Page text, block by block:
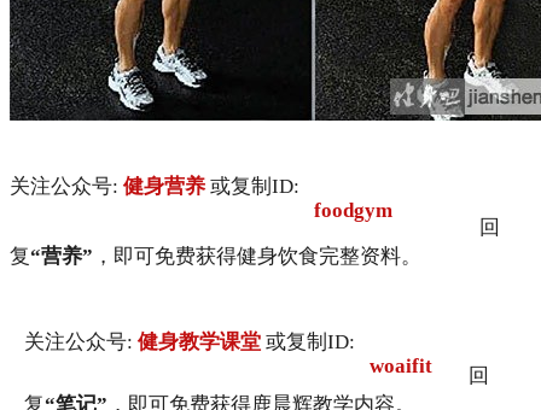
关注公众号: 健身营养 或复制ID:
foodgym
回
复“营养” ，即可免费获得健身饮食完整资料。
关注公众号: 健身教学课堂 或复制ID:
woaifit
回
复“笔记” ，即可免费获得鹿晨辉教学内容。